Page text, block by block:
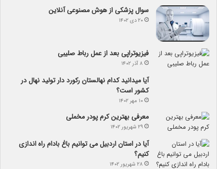
سوال پزشکی از هوش مصنوعی آنلاین
۲۰ دی ۱۴۰۲
فیزیوتراپی بعد از عمل رباط صلیبی
۸ آذر ۱۴۰۲
آیا می­دانید کدام نهالستان رکورد دار تولید نهال­ در
کشور است؟
۱۰ مهر ۱۴۰۲
معرفی بهترین کرم پودر مخملی
۲۹ شهریور ۱۴۰۲
آیا در استان اردبیل می توانیم باغ بادام راه اندازی
کنیم؟
۲۸ شهریور ۱۴۰۲